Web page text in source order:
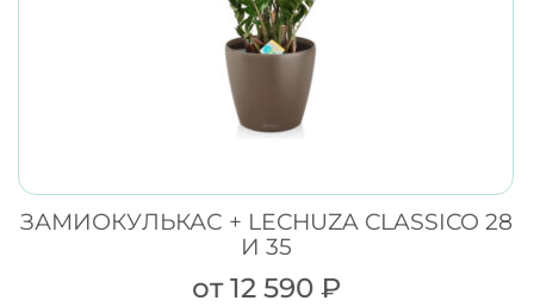
ЗАМИОКУЛЬКАС + LECHUZA CLASSICO 28
И 35
от12 590 ₽